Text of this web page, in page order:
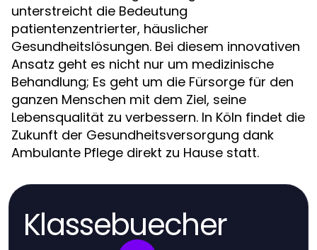
unterstreicht die Bedeutung
patientenzentrierter, häuslicher
Gesundheitslösungen. Bei diesem innovativen
Ansatz geht es nicht nur um medizinische
Behandlung; Es geht um die Fürsorge für den
ganzen Menschen mit dem Ziel, seine
Lebensqualität zu verbessern. In Köln findet die
Zukunft der Gesundheitsversorgung dank
Ambulante Pflege direkt zu Hause statt.
Klassebuecher